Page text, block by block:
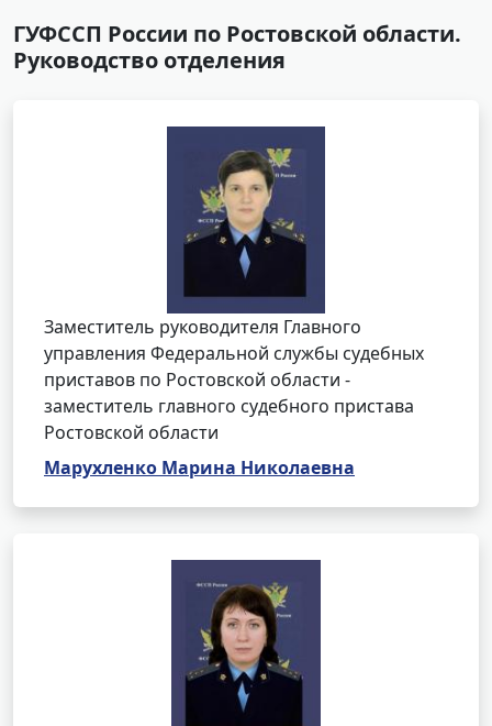
ГУФССП России по Ростовской области.
Руководство отделения
Заместитель руководителя Главного
управления Федеральной службы судебных
приставов по Ростовской области -
заместитель главного судебного пристава
Ростовской области
Марухленко Марина Николаевна